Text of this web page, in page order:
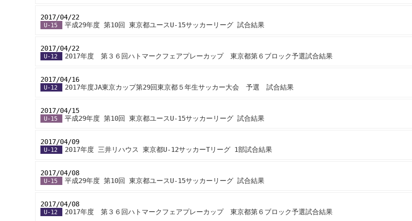
2017/04/22
U-15
平成29年度 第10回 東京都ユースU-15サッカーリーグ 試合結果
2017/04/22
U-12
2017年度 第３６回ハトマークフェアプレーカップ 東京都第６ブロック予選試合結果
2017/04/16
U-12
2017年度JA東京カップ第29回東京都５年生サッカー大会 予選 試合結果
2017/04/15
U-15
平成29年度 第10回 東京都ユースU-15サッカーリーグ 試合結果
2017/04/09
U-12
2017年度 三井リハウス 東京都U-12サッカーTリーグ 1部試合結果
2017/04/08
U-15
平成29年度 第10回 東京都ユースU-15サッカーリーグ 試合結果
2017/04/08
U-12
2017年度 第３６回ハトマークフェアプレーカップ 東京都第６ブロック予選試合結果